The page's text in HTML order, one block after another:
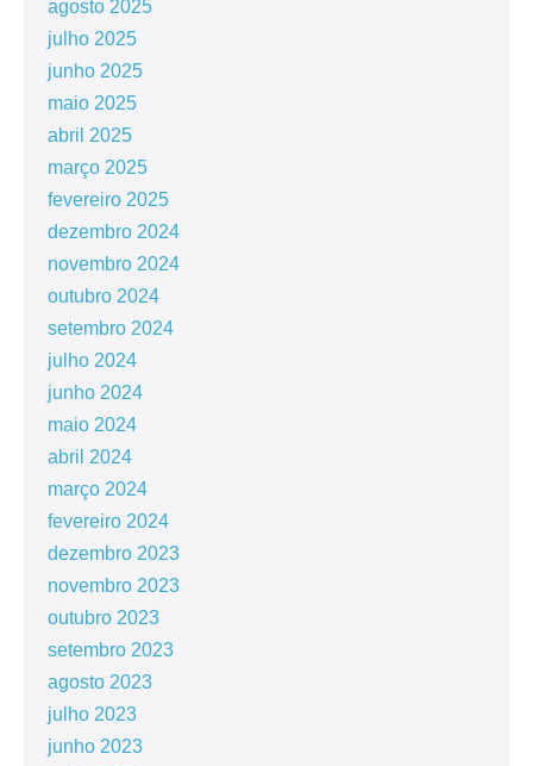
agosto 2025
julho 2025
junho 2025
maio 2025
abril 2025
março 2025
fevereiro 2025
dezembro 2024
novembro 2024
outubro 2024
setembro 2024
julho 2024
junho 2024
maio 2024
abril 2024
março 2024
fevereiro 2024
dezembro 2023
novembro 2023
outubro 2023
setembro 2023
agosto 2023
julho 2023
junho 2023